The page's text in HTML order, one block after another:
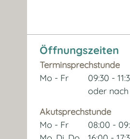
Öffnungszeiten
Terminsprechstunde
Mo - Fr
09:30 -
oder
Akutsprechstunde
Mo - Fr
08:00 -